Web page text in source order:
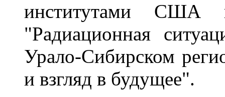
институтами США
"Радиационная
Урало-Сибирском
и взгляд в будущее".